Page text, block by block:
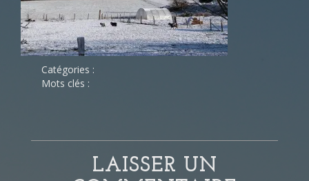
Catégories :
Mots clés :
LAISSER UN